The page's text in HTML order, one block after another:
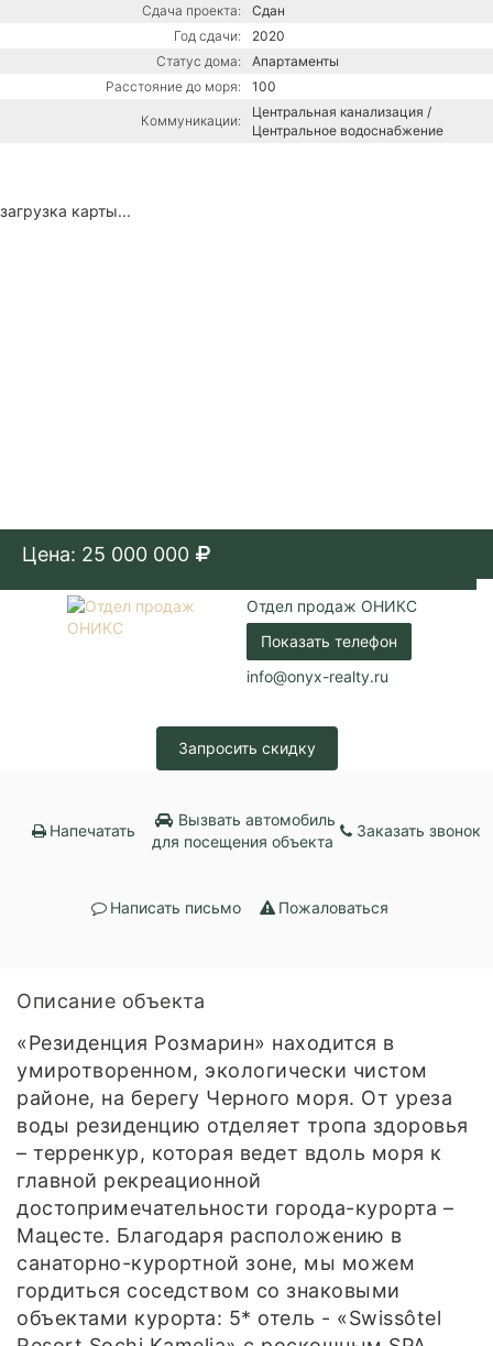
Сдача проекта:
Сдан
Год сдачи:
2020
Статус дома:
Апартаменты
Расстояние до моря:
100
Коммуникации:
Центральная канализация /
Центральное водоснабжение
загрузка карты...
Цена: 25 000 000
Отдел продаж ОНИКС
Показать телефон
info@onyx-realty.ru
Запросить скидку
Напечатать
Вызвать автомобиль
для посещения объекта
Заказать звонок
Написать письмо Пожаловаться
Описание объекта
«Резиденция Розмарин» находится в
умиротворенном, экологически чистом
районе, на берегу Черного моря. От уреза
воды резиденцию отделяет тропа здоровья
– терренкур, которая ведет вдоль моря к
главной рекреационной
достопримечательности города-курорта –
Мацесте. Благодаря расположению в
санаторно-курортной зоне, мы можем
гордиться соседством со знаковыми
объектами курорта: 5* отель - «Swissôtel